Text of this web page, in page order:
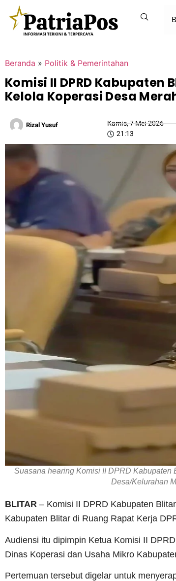
Beranda » Politik & Pemerintahan
Komisi II DPRD Kabupaten
Kelola Koperasi Desa
Rizal Yusuf
Kamis, 7 Mei 2026
21:13
Suasana hearing Komisi II DPRD Kabupaten
Desa/Kelurahan
BLITAR – Komisi II DPRD Kabupaten
Kabupaten Blitar di Ruang Rapat Kerja
Audiensi itu dipimpin Ketua Komisi II
Dinas Koperasi dan Usaha Mikro
Pertemuan tersebut digelar untuk